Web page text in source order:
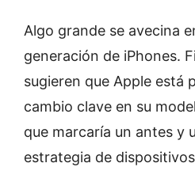
Algo grande se avecina
generación de iPhones.
sugieren que Apple está
cambio clave en su
que marcaría un antes y
estrategia de